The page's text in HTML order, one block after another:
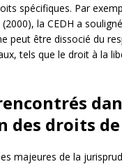
spécifiques. Par
(2000), la CEDH a
peut être dissocié du
tels que le droit à la
des droits de
majeures de la